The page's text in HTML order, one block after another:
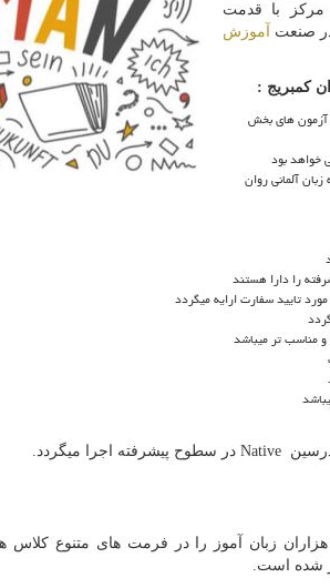
با قدمت
آموزش
کمبریج :
های بخش
خواهد بود
آلمانی روان
تایید سفارت ارایه میگردد
و مناسب تر میباشد
Native در سطوح پیشرفته اجرا میگردد.
زبان آموز را در فرمت های متنوع کلاس
شده است.